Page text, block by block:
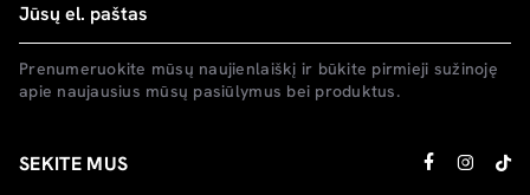
Prenumeruokite mūsų naujienlaiškį ir būkite pirmieji sužinoję
apie naujausius mūsų pasiūlymus bei produktus.
SEKITE MUS